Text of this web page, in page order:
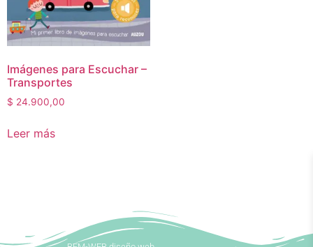
Imágenes para Escuchar –
Transportes
$ 24.900,00
Leer más